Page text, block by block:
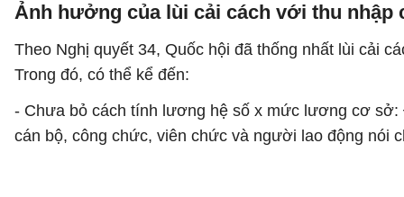
Ảnh hưởng của lùi cải cách với thu nhập
Theo Nghị quyết 34, Quốc hội đã thống nhất lùi cải
Trong đó, có thể kể đến:
- Chưa bỏ cách tính lương hệ số x mức lương cơ
cán bộ, công chức, viên chức và người lao động nói